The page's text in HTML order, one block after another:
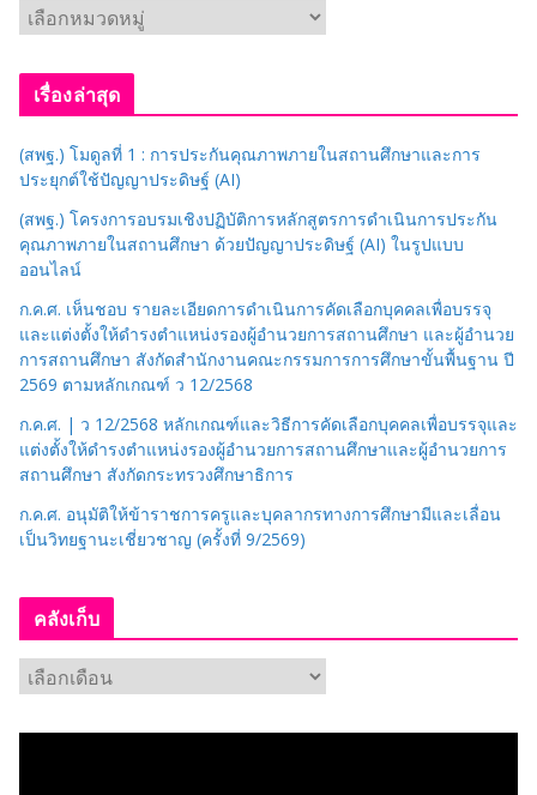
ม
ว
มู่
เรื่องล่าสุด
(สพฐ.) โมดูลที่ 1 : การประกันคุณภาพภายในสถานศึกษาและการ
ประยุกต์ใช้ปัญญาประดิษฐ์ (AI)
(สพฐ.) โครงการอบรมเชิงปฏิบัติการหลักสูตรการดำเนินการประกัน
คุณภาพภายในสถานศึกษา ด้วยปัญญาประดิษฐ์ (AI) ในรูปแบบ
ออนไลน์
ก.ค.ศ. เห็นชอบ รายละเอียดการดำเนินการคัดเลือกบุคคลเพื่อบรรจุ
และแต่งตั้งให้ดำรงตำแหน่งรองผู้อำนวยการสถานศึกษา และผู้อำนวย
การสถานศึกษา สังกัดสำนักงานคณะกรรมการการศึกษาขั้นพื้นฐาน ปี
2569 ตามหลักเกณฑ์ ว 12/2568
ก.ค.ศ. | ว 12/2568 หลักเกณฑ์และวิธีการคัดเลือกบุคคลเพื่อบรรจุและ
แต่งตั้งให้ดำรงตำแหน่งรองผู้อำนวยการสถานศึกษาและผู้อำนวยการ
สถานศึกษา สังกัดกระทรวงศึกษาธิการ
ก.ค.ศ. อนุมัติให้ข้าราชการครูและบุคลากรทางการศึกษามีและเลื่อน
เป็นวิทยฐานะเชี่ยวชาญ (ครั้งที่ 9/2569)
คลังเก็บ
ลั
ง